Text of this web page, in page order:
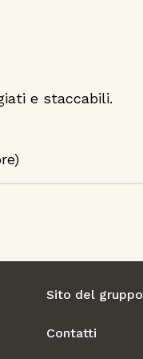
e staccabili.
Sito del gruppo
Contatti